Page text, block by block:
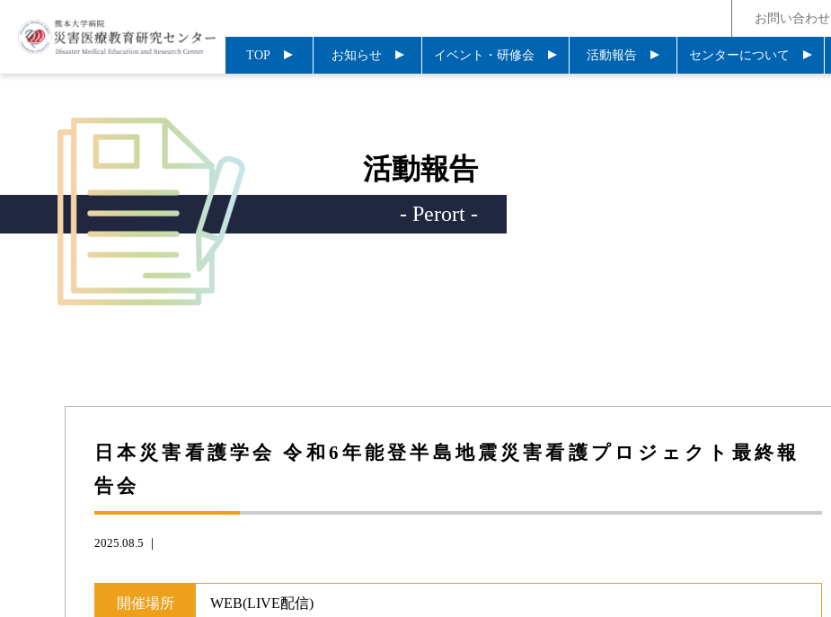
お問い合わせ
TOP お知らせ イベント・研修会 活動報告 センターについて
活動報告
- Perort -
日本災害看護学会 令和6年能登半島地震災害看護プロジェクト最終報
告会
2025.08.5 ｜
開催場所 WEB(LIVE配信)